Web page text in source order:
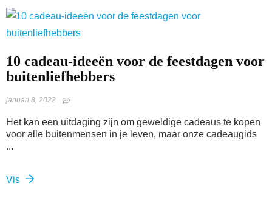
10 cadeau-ideeën voor de feestdagen voor
buitenliefhebbers
januari 8, 2022
Het kan een uitdaging zijn om geweldige cadeaus te kopen
voor alle buitenmensen in je leven, maar onze cadeaugids
...
Vis